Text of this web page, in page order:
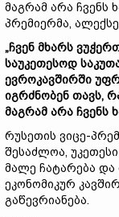
მაგრამ არა ჩვენს
პრემიერმა,
„ჩვენ მხარს
საუკეთესოდ
ევროკავშირში
იგრძნობენ თავს,
მაგრამ არა ჩვენს
რუსეთის ვიცე-
შესაძლოა,
მალე ჩატარება და
ეკონომიკურ
გაწევრიანება.